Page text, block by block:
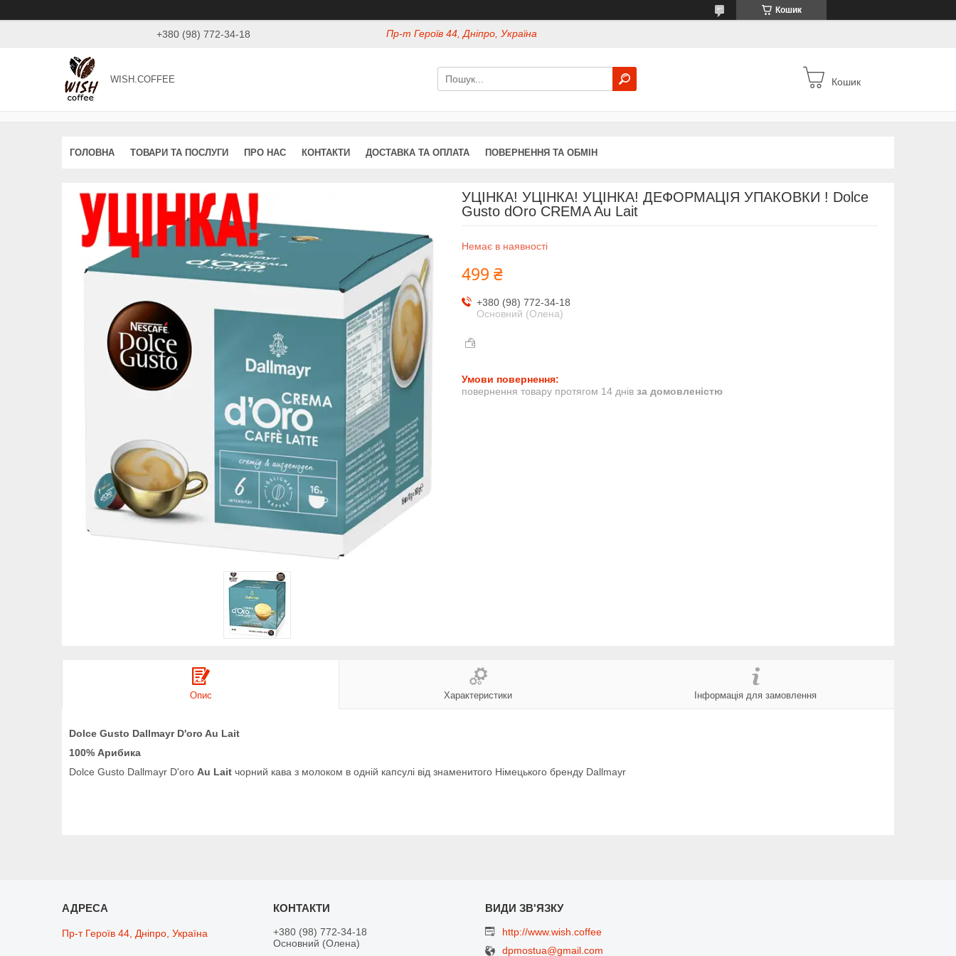
Кошик
+380 (98) 772-34-18 Пр-т Героїв 44, Дніпро, Україна
WISH.COFFEE Кошик
ГОЛОВНА ТОВАРИ ТА ПОСЛУГИ ПРО НАС КОНТАКТИ ДОСТАВКА ТА ОПЛАТА ПОВЕРНЕННЯ ТА ОБМІН
УЦІНКА! УЦІНКА! УЦІНКА! ДЕФОРМАЦІЯ УПАКОВКИ ! Dolce
Gusto dOro CREMA Au Lait
Немає в наявності
499 ₴
+380 (98) 772-34-18
Основний (Олена)
повернення товару протягом 14 днів за домовленістю
Опис Характеристики Інформація для замовлення
Dolce Gusto Dallmayr D'oro Au Lait
100% Арибика
Dolce Gusto Dallmayr D'oro Au Lait чорний кава з молоком в одній капсулі від знаменитого Німецького бренду Dallmayr
Пр-т Героїв 44, Дніпро, Україна
+380 (98) 772-34-18
Основний (Олена)
http://www.wish.coffee
dpmostua@gmail.com